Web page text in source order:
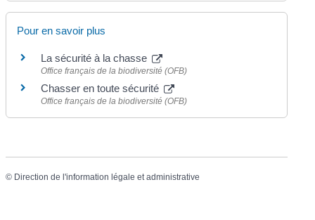
Pour en savoir plus
La sécurité à la chasse
Office français de la biodiversité (OFB)
Chasser en toute sécurité
Office français de la biodiversité (OFB)
© Direction de l'information légale et administrative